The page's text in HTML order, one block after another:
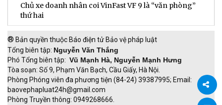
Chủ xe doanh nhân coi VinFast VF 9 là “văn phòng”
thứ hai
® Bản quyền thuộc Báo điện tử Bảo vệ pháp luật
Tổng biên tập: Nguyễn Văn Thắng
Phó Tổng biên tập: Vũ Mạnh Hà, Nguyễn Mạnh Hưng
Tòa soạn: Số 9, Phạm Văn Bạch, Cầu Giấy, Hà Nội.
Phòng Phóng viên đa phương tiện (84-24) 39387995; Email:
baovephapluat24h@gmail.com
Phòng Truyền thông: 0949268666.